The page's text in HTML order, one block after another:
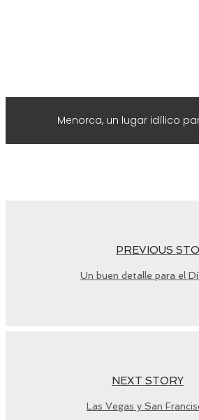
Menorca, un lugar idílico
PREVIOUS
Un buen detalle para el
NEXT STORY
Las Vegas y San